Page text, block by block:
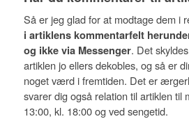
Så er jeg glad for at modtage dem i
i artiklens kommentarfelt
og ikke via Messenger. Det
artiklen jo ellers dekobles, og så er
noget værd i fremtiden. Det er
svarer dig også relation til artiklen til
13:00, kl. 18:00 og ved sengetid.